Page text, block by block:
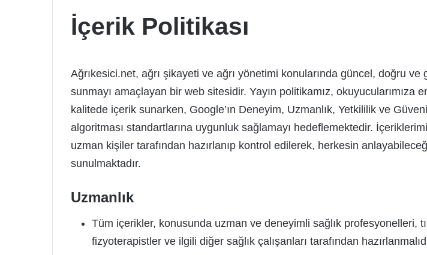
İçerik Politikası
Ağrıkesici.net, ağrı şikayeti ve ağrı yönetimi konularında güncel, doğru ve
sunmayı amaçlayan bir web sitesidir. Yayın politikamız, okuyucularımıza
kalitede içerik sunarken, Google’ın Deneyim, Uzmanlık, Yetkililik ve
algoritması standartlarına uygunluk sağlamayı hedeflemektedir.
uzman kişiler tarafından hazırlanıp kontrol edilerek, herkesin
sunulmaktadır.
Uzmanlık
Tüm içerikler, konusunda uzman ve deneyimli sağlık profesyonelleri,
fizyoterapistler ve ilgili diğer sağlık çalışanları tarafından